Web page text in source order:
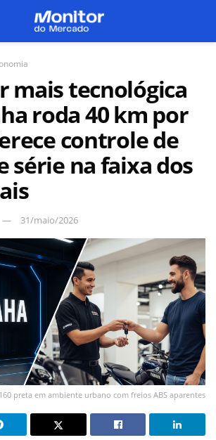
mais tecnológica
roda 40 km por
controle de
série na faixa dos
31/maio/2026
preta em ambiente urbano com freios ABS aparentes